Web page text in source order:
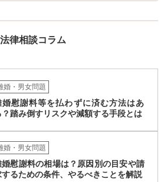
律相談コラム
婚・男女問題
婚慰謝料等を払わずに済む方法はあ
？踏み倒すリスクや減額する手段とは
婚・男女問題
婚慰謝料の相場は？原因別の目安や請
するための条件、やるべきことを解説